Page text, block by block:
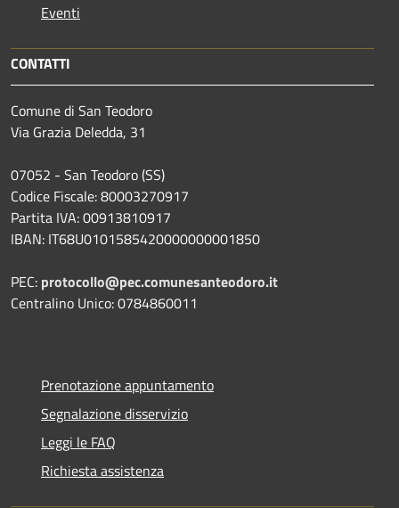
Eventi
CONTATTI
Comune di San Teodoro
Via Grazia Deledda, 31
07052 - San Teodoro (SS)
Codice Fiscale: 80003270917
Partita IVA: 00913810917
IBAN: IT68U0101585420000000001850
PEC: protocollo@pec.comunesanteodoro.it
Centralino Unico: 0784860011
Prenotazione appuntamento
Segnalazione disservizio
Leggi le FAQ
Richiesta assistenza